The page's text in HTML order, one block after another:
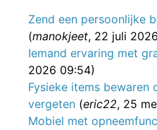
Zend een persoonlijke
(manokjeet, 22 juli
Iemand ervaring met
2026 09:54)
Fysieke items bewaren
vergeten (eric22, 25
Mobiel met